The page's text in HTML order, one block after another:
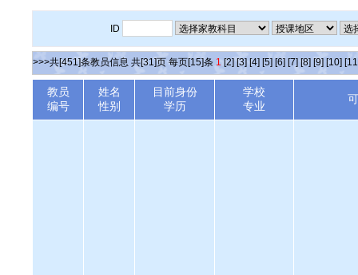
ID
>>>共[451]条教员信息 共[31]页 每页[15]条 1 [2] [3] [4] [5] [6] [7] [8] [9] [10]
教员
编号
姓名
性别
目前身份
学历
学校
专业